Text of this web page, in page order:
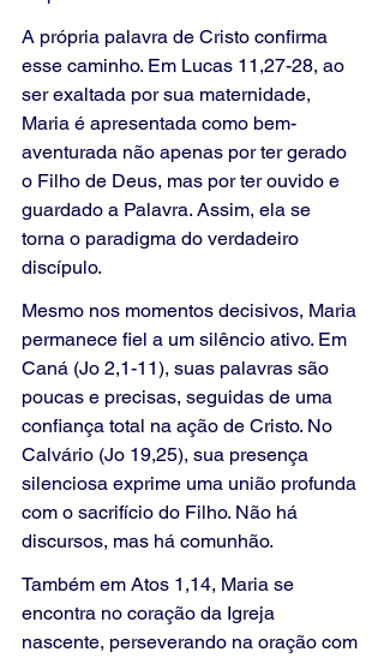
A própria palavra de Cristo confirma
esse caminho. Em Lucas 11,27-28, ao
ser exaltada por sua maternidade,
Maria é apresentada como bem-
aventurada não apenas por ter gerado
o Filho de Deus, mas por ter ouvido e
guardado a Palavra. Assim, ela se
torna o paradigma do verdadeiro
discípulo.
Mesmo nos momentos decisivos, Maria
permanece fiel a um silêncio ativo. Em
Caná (Jo 2,1-11), suas palavras são
poucas e precisas, seguidas de uma
confiança total na ação de Cristo. No
Calvário (Jo 19,25), sua presença
silenciosa exprime uma união profunda
com o sacrifício do Filho. Não há
discursos, mas há comunhão.
Também em Atos 1,14, Maria se
encontra no coração da Igreja
nascente, perseverando na oração com